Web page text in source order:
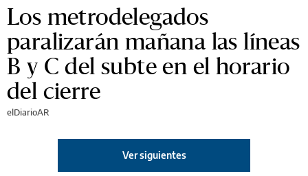
Los metrodelegados
paralizarán mañana las líneas
B y C del subte en el horario
del cierre
elDiarioAR
Ver siguientes